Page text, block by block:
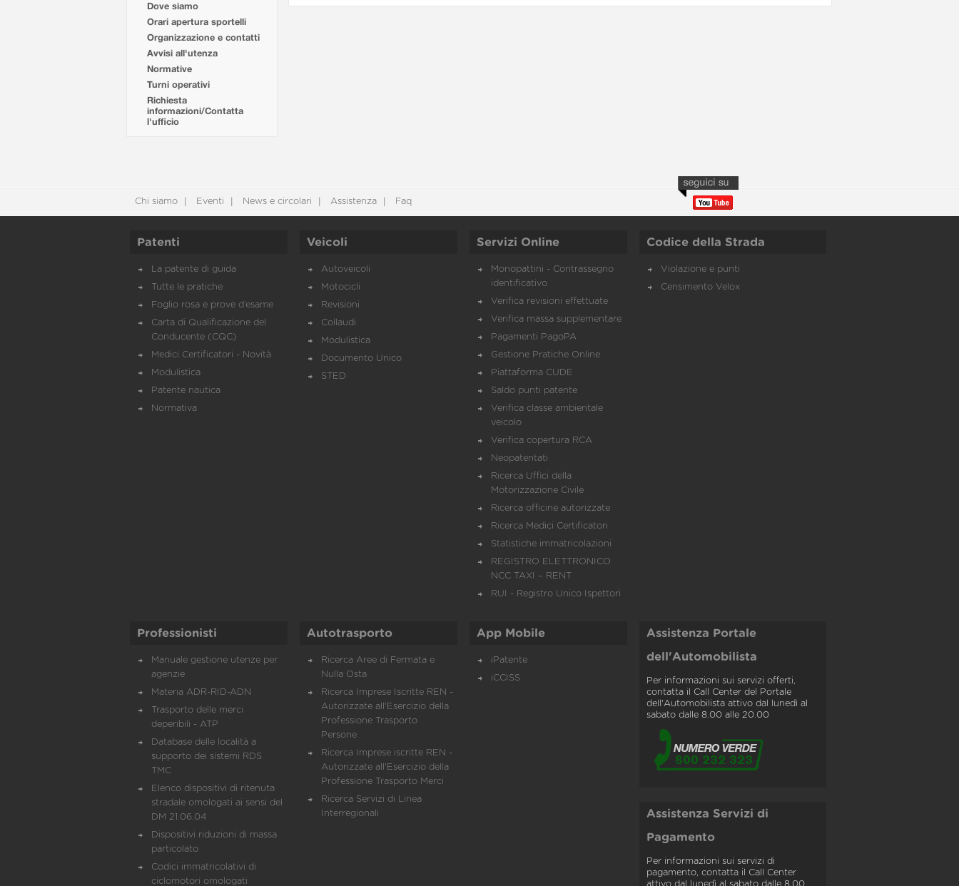
Dove siamo
Orari apertura sportelli
Organizzazione e contatti
Avvisi all'utenza
Normative
Turni operativi
Richiesta
informazioni/Contatta
l'ufficio
Chi siamo Eventi News e circolari Assistenza Faq
Patenti
La patente di guida
Tutte le pratiche
Foglio rosa e prove d’esame
Carta di Qualificazione del
Conducente (CQC)
Medici Certificatori - Novità
Modulistica
Patente nautica
Normativa
Veicoli
Autoveicoli
Motocicli
Revisioni
Collaudi
Modulistica
Documento Unico
STED
Servizi Online
Monopattini - Contrassegno
identificativo
Verifica revisioni effettuate
Verifica massa supplementare
Pagamenti PagoPA
Gestione Pratiche Online
Piattaforma CUDE
Saldo punti patente
Verifica classe ambientale
veicolo
Verifica copertura RCA
Neopatentati
Ricerca Uffici della
Motorizzazione Civile
Ricerca officine autorizzate
Ricerca Medici Certificatori
Statistiche immatricolazioni
REGISTRO ELETTRONICO
NCC TAXI – RENT
RUI - Registro Unico Ispettori
Codice della Strada
Violazione e punti
Censimento Velox
Professionisti
Manuale gestione utenze per
agenzie
Materia ADR-RID-ADN
Trasporto delle merci
deperibili - ATP
Database delle località a
supporto dei sistemi RDS
TMC
Elenco dispositivi di ritenuta
stradale omologati ai sensi del
DM 21.06.04
Dispositivi riduzioni di massa
particolato
Codici immatricolativi di
ciclomotori omologati
Autotrasporto
Ricerca Aree di Fermata e
Nulla Osta
Ricerca Imprese Iscritte REN -
Autorizzate all'Esercizio della
Professione Trasporto
Persone
Ricerca Imprese iscritte REN -
Autorizzate all'Esercizio della
Professione Trasporto Merci
Ricerca Servizi di Linea
Interregionali
App Mobile
iPatente
iCCISS
Assistenza Portale
dell'Automobilista
Per informazioni sui servizi offerti,
contatta il Call Center del Portale
dell'Automobilista attivo dal lunedì al
sabato dalle 8.00 alle 20.00
Assistenza Servizi di
Pagamento
Per informazioni sui servizi di
pagamento, contatta il Call Center